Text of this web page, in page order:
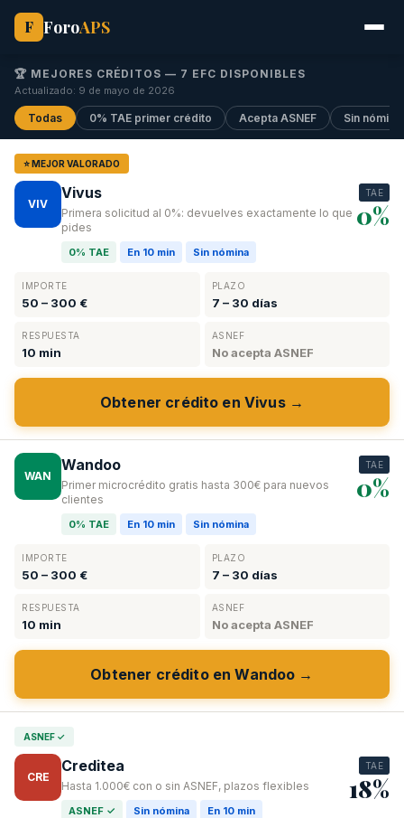
F ForoAPS
🏆 MEJORES CRÉDITOS — 7 EFC DISPONIBLES
Actualizado: 9 de mayo de 2026
Todas 0% TAE primer crédito Acepta ASNEF Sin nómina
⭐ MEJOR VALORADO
VIV
Vivus
Primera solicitud al 0%: devuelves exactamente lo que
pides
0% TAE En 10 min Sin nómina
TAE
0%
IMPORTE
50 – 300 €
PLAZO
7 – 30 días
RESPUESTA
10 min
ASNEF
No acepta ASNEF
Obtener crédito en Vivus →
WAN
Wandoo
Primer microcrédito gratis hasta 300€ para nuevos
clientes
0% TAE En 10 min Sin nómina
TAE
0%
IMPORTE
50 – 300 €
PLAZO
7 – 30 días
RESPUESTA
10 min
ASNEF
No acepta ASNEF
Obtener crédito en Wandoo →
ASNEF ✓
CRE
Creditea
Hasta 1.000€ con o sin ASNEF, plazos flexibles
ASNEF ✓ Sin nómina En 10 min
TAE
18%